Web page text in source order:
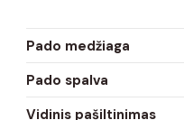
Pado medžiaga
Pado spalva
Vidinis pašiltinimas